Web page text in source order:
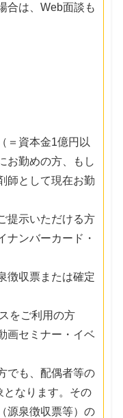
合は、Web面談も
＝資本金1億円以
お勤めの方、もし
師として現在お勤
提示いただける方
ンバーカード・
収票または確定
をご利用の方
画セミナー・イベ
でも、配偶者等の
となります。その
源泉徴収票等）の